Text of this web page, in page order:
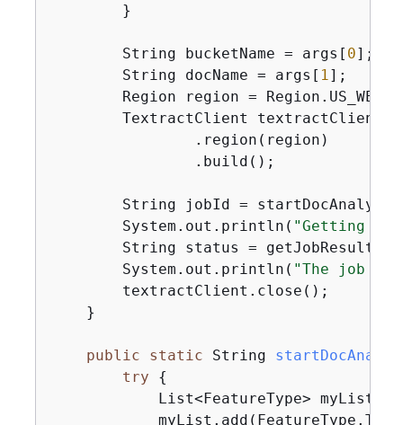
        }
        String bucketName = args[
0];
        String docName = args[
1 ];
Region region =
TextractClient textractClient
                .region(region)
                .build();
String jobId =
        System.out.println(
"Getting
String status =
        System.out.println(
"The job
        textractClient.close();
    }
public static String
try
{
            List<FeatureType> myList =